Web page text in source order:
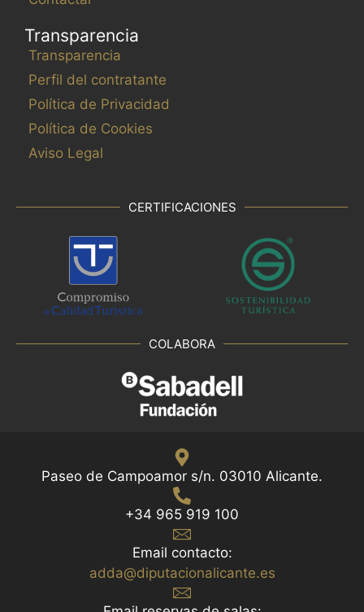
Transparencia
Transparencia
Perfil del contratante
Política de Privacidad
Política de Cookies
Aviso Legal
CERTIFICACIONES
COLABORA
Paseo de Campoamor s/n. 03010 Alicante.
+34 965 919 100
Email contacto:
adda@diputacionalicante.es